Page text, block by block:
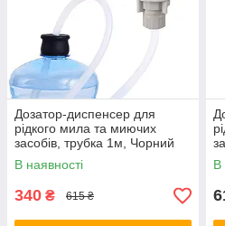
Дозатор-диспенсер для
рідкого мила та миючих
засобів, трубка 1м, Чорний
В наявності
340 ₴ 615 ₴
В